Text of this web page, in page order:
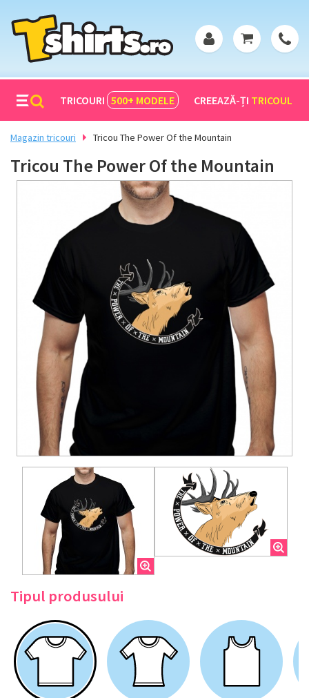
TRICOURI 500+ MODELE CREEAZĂ-ȚI TRICOUL
Magazin tricouri Tricou The Power Of the Mountain
Tricou The Power Of the Mountain
Tipul produsului